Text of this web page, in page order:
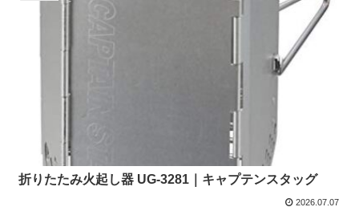
折りたたみ火起し器 UG-3281｜キャプテンスタッグ
2026.07.07